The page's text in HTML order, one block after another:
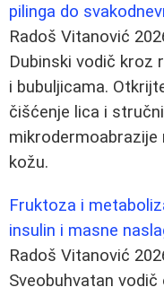
pilinga do
Radoš Vitanović
Dubinski vodič kroz
i bubuljicama.
čišćenje lica i
kožu.
Fruktoza i
insulin i masne
Radoš Vitanović
Sveobuhvatan